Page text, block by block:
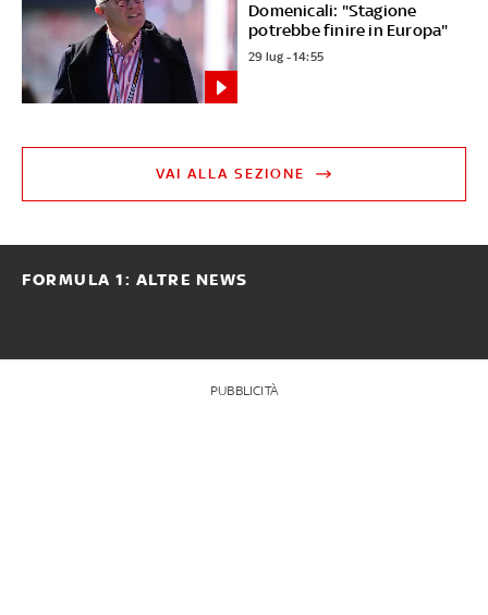
Domenicali: "Stagione
potrebbe finire in Europa"
29 lug - 14:55
VAI ALLA SEZIONE
FORMULA 1: ALTRE NEWS
PUBBLICITÀ